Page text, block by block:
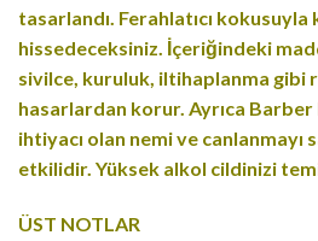
tasarlandı. Ferahlatıcı
hissedeceksiniz. İçeriğindeki
sivilce, kuruluk, iltihaplanma gibi
hasarlardan korur. Ayrıca Barber
ihtiyacı olan nemi ve canlanmayı
etkilidir. Yüksek alkol cildinizi
ÜST NOTLAR